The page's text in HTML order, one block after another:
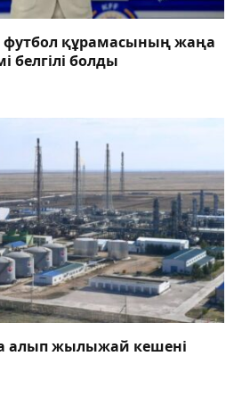
футбол құрамасының жаңа
белгілі болды
алып жылыжай кешені